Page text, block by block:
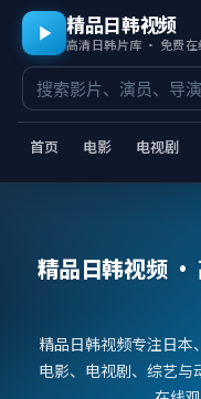
精品日韩视频
首页 电影 电视剧
精品日韩视频·
精品日韩视频专注日本
电影、电视剧、综艺与